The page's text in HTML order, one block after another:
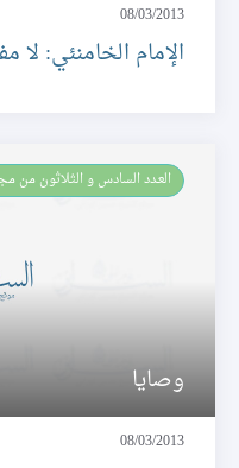
08/03/2013
الإمام الخامنئي:
العـدد السادس و الثلاثون من مجلة شعائر
وصايا
08/03/2013